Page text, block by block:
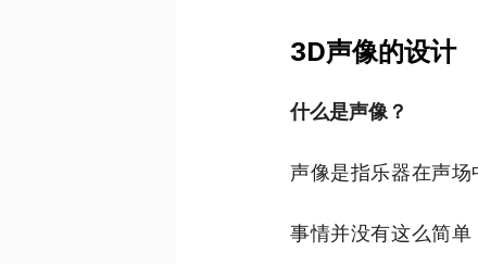
3D声像的设计
什么是声像？
声像是指乐器在声场
事情并没有这么简单